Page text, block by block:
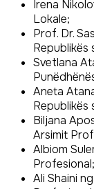
Irena
Lokale;
Prof. Dr.
Republikës
Svetlana
Aneta
Republikës
Biljana
Arsimit
Albiom
Profesional;
Ali Shaini